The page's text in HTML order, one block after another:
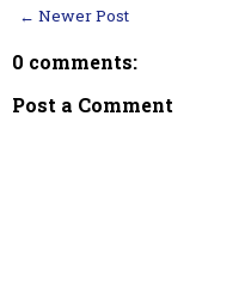
← Newer Post
0 comments:
Post a Comment